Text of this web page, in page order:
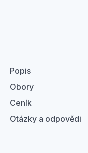
Popis
Obory
Ceník
Otázky a odpovědi